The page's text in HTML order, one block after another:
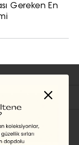
Gereken En